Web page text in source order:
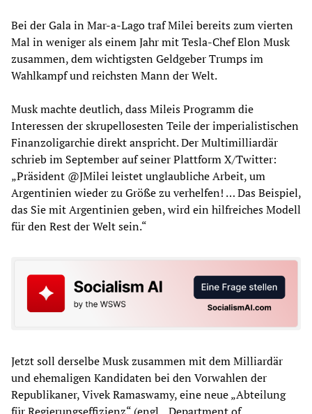
Bei der Gala in Mar-a-Lago traf Milei bereits zum vierten
Mal in weniger als einem Jahr mit Tesla-Chef Elon Musk
zusammen, dem wichtigsten Geldgeber Trumps im
Wahlkampf und reichsten Mann der Welt.
Musk machte deutlich, dass Mileis Programm die
Interessen der skrupellosesten Teile der imperialistischen
Finanzoligarchie direkt anspricht. Der Multimilliardär
schrieb im September auf seiner Plattform X/Twitter:
„Präsident @JMilei leistet unglaubliche Arbeit, um
Argentinien wieder zu Größe zu verhelfen! … Das Beispiel,
das Sie mit Argentinien geben, wird ein hilfreiches Modell
für den Rest der Welt sein.“
Jetzt soll derselbe Musk zusammen mit dem Milliardär
und ehemaligen Kandidaten bei den Vorwahlen der
Republikaner, Vivek Ramaswamy, eine neue „Abteilung